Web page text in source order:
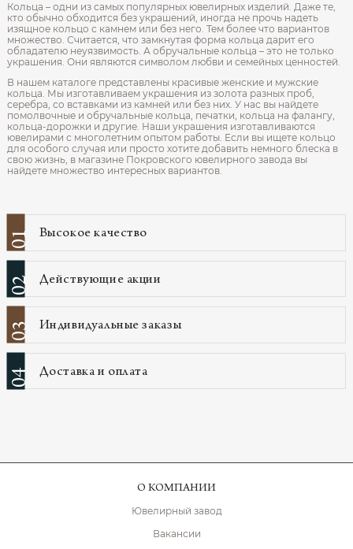
Кольца – одни из самых популярных ювелирных изделий. Даже те,
кто обычно обходится без украшений, иногда не прочь надеть
изящное кольцо с камнем или без него. Тем более что вариантов
множество. Считается, что замкнутая форма кольца дарит его
обладателю неуязвимость. А обручальные кольца – это не только
украшения. Они являются символом любви и семейных ценностей.
В нашем каталоге представлены красивые женские и мужские
кольца. Мы изготавливаем украшения из золота разных проб,
серебра, со вставками из камней или без них. У нас вы найдете
помолвочные и обручальные кольца, печатки, кольца на фалангу,
кольца-дорожки и другие. Наши украшения изготавливаются
ювелирами с многолетним опытом работы. Если вы ищете кольцо
для особого случая или просто хотите добавить немного блеска в
свою жизнь, в магазине Покровского ювелирного завода вы
найдете множество интересных вариантов.
01 Высокое качество
02 Действующие акции
03 Индивидуальные заказы
04 Доставка и оплата
О КОМПАНИИ
Ювелирный завод
Вакансии